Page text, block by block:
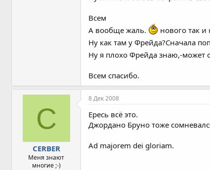
Всем
А вообще жаль.
нового так и
Ну как там у Фрейда?Сначала
Ну я плохо Фрейда знаю,-может
Всем спасибо.
C
CERBER
Меня знают
многие ;-)
8 Дек 2008
Ересь всё это.
Джордано Бруно тоже
Ad majorem dei gloriam.